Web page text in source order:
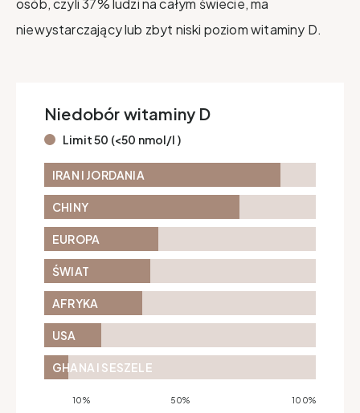
osób, czyli 37% ludzi na całym świecie, ma
niewystarczający lub zbyt niski poziom witaminy D.
Niedobór witaminy D
Limit 50 (<50 nmol/l )
IRAN I JORDANIA
CHINY
EUROPA
ŚWIAT
AFRYKA
USA
GHANA I SESZELE
10% 50% 100%